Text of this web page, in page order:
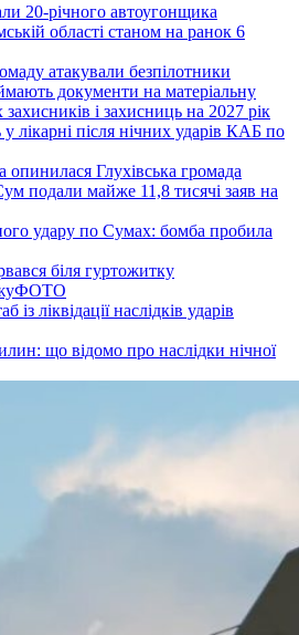
20-річного автоугонщика
області станом на ранок 6
атакували безпілотники
документи на матеріальну
і захисниць на 2027 рік
лікарні після нічних ударів КАБ по
опинилася Глухівська громада
подали майже 11,8 тисячі заяв на
удару по Сумах: бомба пробила
біля гуртожитку
ФОТО
ліквідації наслідків ударів
що відомо про наслідки нічної